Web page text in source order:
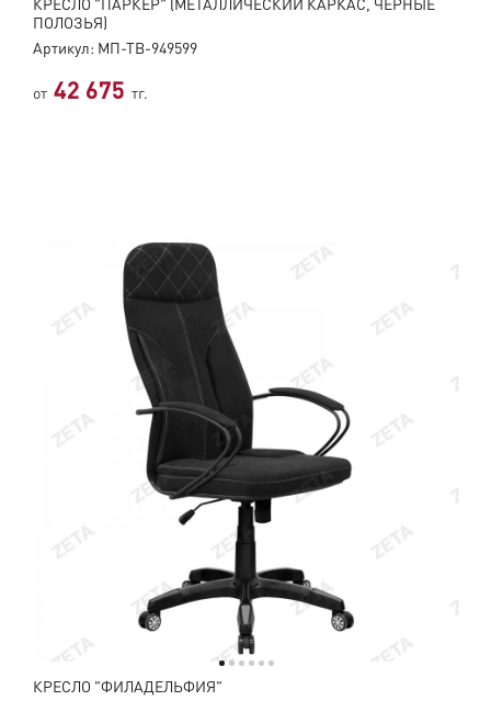
КРЕСЛО "ПАРКЕР" (МЕТАЛЛИЧЕСКИЙ КАРКАС, ЧЕРНЫЕ
ПОЛОЗЬЯ)
Артикул: МП-ТВ-949599
от 42 675 тг.
КРЕСЛО "ФИЛАДЕЛЬФИЯ"